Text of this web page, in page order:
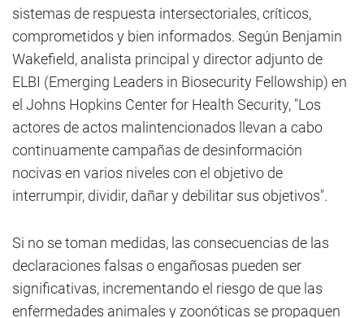
sistemas de respuesta intersectoriales, críticos,
comprometidos y bien informados. Según Benjamin
Wakefield, analista principal y director adjunto de
ELBI (Emerging Leaders in Biosecurity Fellowship) en
el Johns Hopkins Center for Health Security, "Los
actores de actos malintencionados llevan a cabo
continuamente campañas de desinformación
nocivas en varios niveles con el objetivo de
interrumpir, dividir, dañar y debilitar sus objetivos".
Si no se toman medidas, las consecuencias de las
declaraciones falsas o engañosas pueden ser
significativas, incrementando el riesgo de que las
enfermedades animales y zoonóticas se propaguen